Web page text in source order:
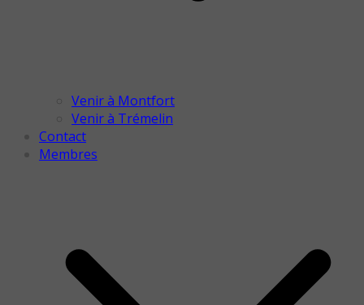
Venir à Montfort
Venir à Trémelin
Contact
Membres